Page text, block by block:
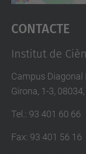
Contacte
Institut de
Campus Diagonal
Girona, 1-3,
Tel. : 93 401 60 66
Fax: 93 401 56 16